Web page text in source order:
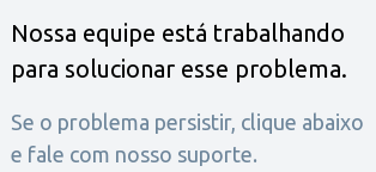
Nossa equipe está trabalhando
para solucionar esse problema.
Se o problema persistir, clique abaixo
e fale com nosso suporte.